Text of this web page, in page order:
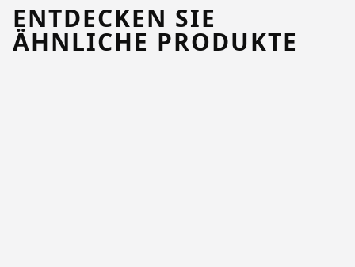
ENTDECKEN SIE
ÄHNLICHE PRODUKTE